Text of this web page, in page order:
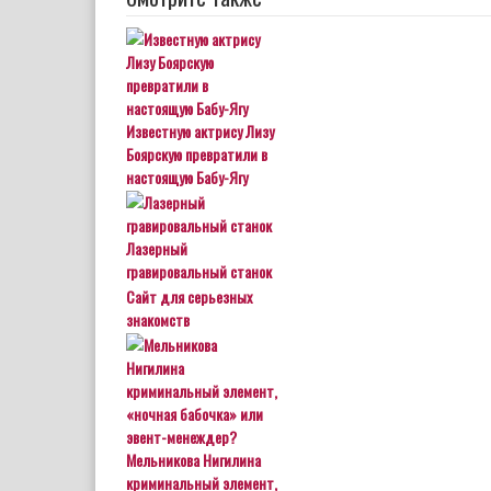
Известную актрису Лизу
Боярскую превратили в
настоящую Бабу-Ягу
Лазерный
гравировальный станок
Сайт для серьезных
знакомств
Мельникова Нигилина
криминальный элемент,